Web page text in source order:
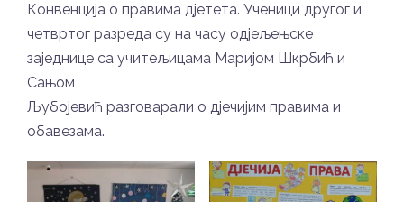
Конвенција о правима дјетета. Ученици другог и
четвртог разреда су на часу одјељењске
заједнице са учитељицама Маријом Шкрбић и
Сањом
Љубојевић разговарали о дјечијим правима и
обавезама.